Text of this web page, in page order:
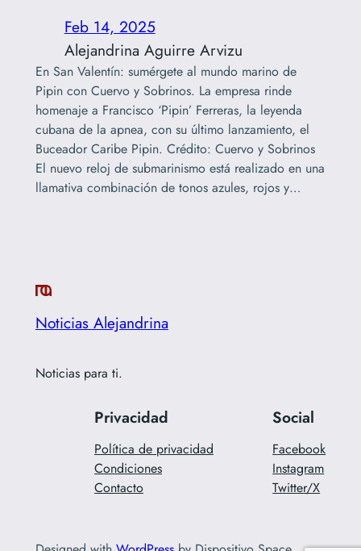
Feb 14, 2025
Alejandrina Aguirre Arvizu
En San Valentín: sumérgete al mundo marino de
Pipin con Cuervo y Sobrinos. La empresa rinde
homenaje a Francisco ‘Pipin’ Ferreras, la leyenda
cubana de la apnea, con su último lanzamiento, el
Buceador Caribe Pipin. Crédito: Cuervo y Sobrinos
El nuevo reloj de submarinismo está realizado en una
llamativa combinación de tonos azules, rojos y…
Noticias Alejandrina
Noticias para ti.
Privacidad
Política de privacidad
Condiciones
Contacto
Social
Facebook
Instagram
Twitter/X